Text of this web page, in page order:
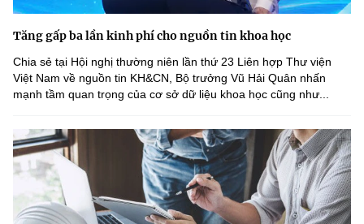
Tăng gấp ba lần kinh phí cho nguồn tin khoa học
Chia sẻ tại Hội nghị thường niên lần thứ 23 Liên hợp Thư viện
Việt Nam về nguồn tin KH&CN, Bộ trưởng Vũ Hải Quân nhấn
mạnh tầm quan trọng của cơ sở dữ liệu khoa học cũng như...